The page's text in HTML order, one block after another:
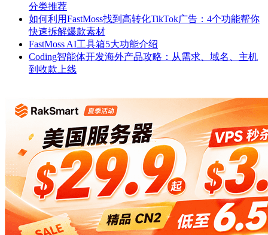
分类推荐
如何利用FastMoss找到高转化TikTok广告：4个功能帮你
快速拆解爆款素材
FastMoss AI工具箱5大功能介绍
Coding智能体开发海外产品攻略：从需求、域名、主机
到收款上线